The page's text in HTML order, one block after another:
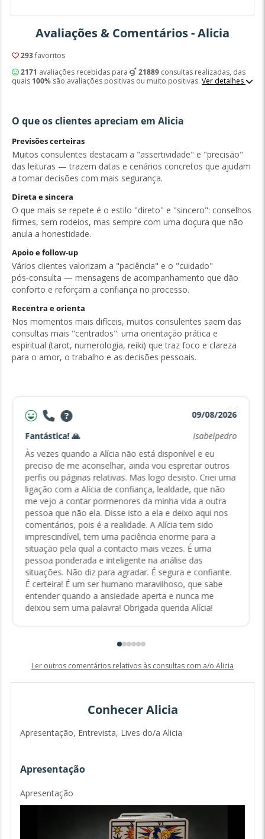
Avaliações & Comentários - Alicia
293favoritos
2171 avaliações recebidas para 21889consultas realizadas, das
quais 100%são avaliações positivas ou muito positivas. Ver detalhes
O que os clientes apreciam em Alicia
Previsões certeiras
Muitos consulentes destacam a "assertividade" e "precisão"
das leituras — trazem datas e cenários concretos que ajudam
a tomar decisões com mais segurança.
Direta e sincera
O que mais se repete é o estilo "direto" e "sincero": conselhos
firmes, sem rodeios, mas sempre com uma doçura que não
anula a honestidade.
Apoio e follow‑up
Vários clientes valorizam a "paciência" e o "cuidado"
pós‑consulta — mensagens de acompanhamento que dão
conforto e reforçam a confiança no processo.
Recentra e orienta
Nos momentos mais difíceis, muitos consulentes saem das
consultas mais "centrados": uma orientação prática e
espiritual (tarot, numerologia, reiki) que traz foco e clareza
para o amor, o trabalho e as decisões pessoais.
09/08/2026
Fantástica! 🙏
isabelpedro
Às vezes quando a Alícia não está disponível e eu
preciso de me aconselhar, ainda vou espreitar outros
perfis ou páginas relativas. Mas logo desisto. Criei uma
ligação com a Alícia de confiança, lealdade, que não
me vejo a contar pormenores da minha vida a outra
pessoa que não ela. Disse isto a ela e deixo aqui nos
comentários, pois é a realidade. A Alícia tem sido
imprescindível, tem uma paciência enorme para a
situação pela qual a contacto mais vezes. É uma
pessoa ponderada e inteligente na análise das
situações. Não diz para agradar. É segura e confiante.
É certeira! É um ser humano maravilhoso, que sabe
entender quando a ansiedade aperta e nunca me
deixou sem uma palavra! Obrigada querida Alícia!
Ler outros comentários relativos às consultas com a/o Alicia
Conhecer Alicia
Apresentação, Entrevista, Lives do/a Alicia
Apresentação
Apresentação